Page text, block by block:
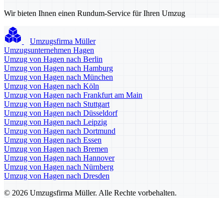
Wir bieten Ihnen einen Rundum-Service für Ihren Umzug
Umzugsfirma Müller
Umzugsunternehmen Hagen
Umzug von Hagen nach Berlin
Umzug von Hagen nach Hamburg
Umzug von Hagen nach München
Umzug von Hagen nach Köln
Umzug von Hagen nach Frankfurt am Main
Umzug von Hagen nach Stuttgart
Umzug von Hagen nach Düsseldorf
Umzug von Hagen nach Leipzig
Umzug von Hagen nach Dortmund
Umzug von Hagen nach Essen
Umzug von Hagen nach Bremen
Umzug von Hagen nach Hannover
Umzug von Hagen nach Nürnberg
Umzug von Hagen nach Dresden
© 2026 Umzugsfirma Müller. Alle Rechte vorbehalten.